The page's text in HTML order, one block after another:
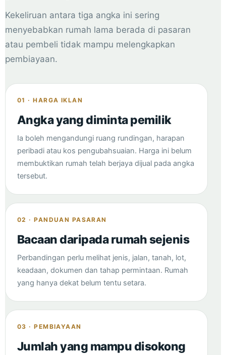
Kekeliruan antara tiga angka ini sering
menyebabkan rumah lama berada di pasaran
atau pembeli tidak mampu melengkapkan
pembiayaan.
01 · HARGA IKLAN
Angka yang diminta pemilik
Ia boleh mengandungi ruang rundingan, harapan
peribadi atau kos pengubahsuaian. Harga ini belum
membuktikan rumah telah berjaya dijual pada angka
tersebut.
02 · PANDUAN PASARAN
Bacaan daripada rumah sejenis
Perbandingan perlu melihat jenis, jalan, tanah, lot,
keadaan, dokumen dan tahap permintaan. Rumah
yang hanya dekat belum tentu setara.
03 · PEMBIAYAAN
Jumlah yang mampu disokong